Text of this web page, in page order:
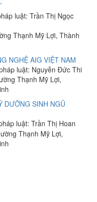
luật: Trần Thị Ngọc
Thạnh Mỹ Lợi, Thành
NGHỆ AIG VIỆT NAM
luật: Nguyễn Đức Thi
Thạnh Mỹ Lợi,
DƯỠNG SINH NGŨ
luật: Trần Thị Hoan
Thạnh Mỹ Lợi,